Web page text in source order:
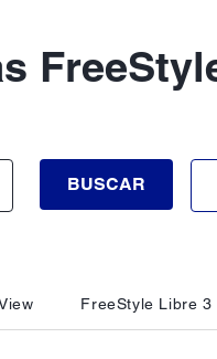
BUSCAR
FreeStyle Libre 3